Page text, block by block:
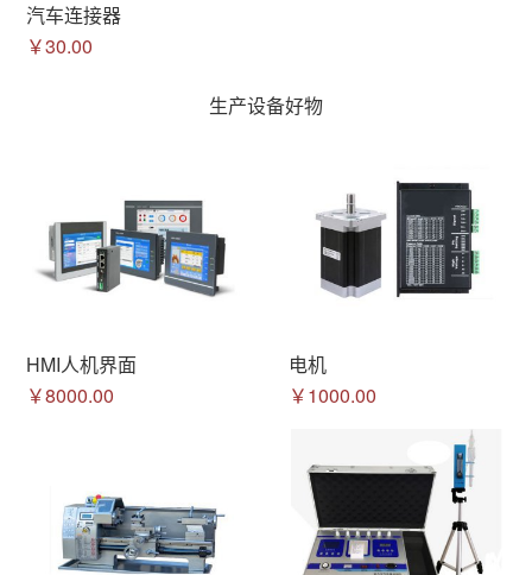
汽车连接器
￥30.00
生产设备好物
HMI人机界面
￥8000.00
电机
￥1000.00